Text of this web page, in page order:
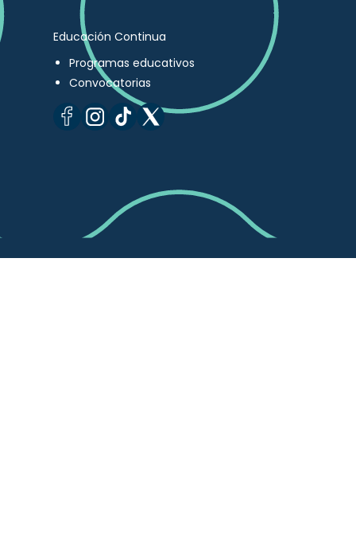
Educación Continua
Programas educativos
Convocatorias